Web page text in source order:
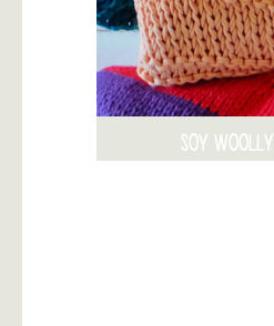
SOY WOOLLY